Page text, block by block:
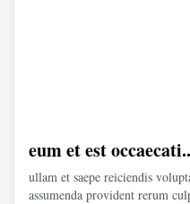
eum et est
ullam et saepe reiciendis
assumenda provident rerum